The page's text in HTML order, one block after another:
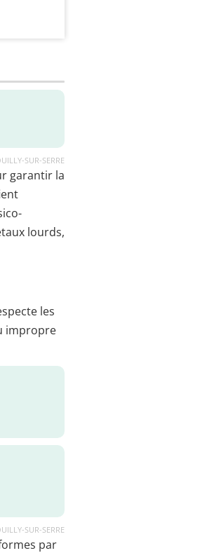
SUR-SERRE
garantir la
lourds,
les
impropre
SUR-SERRE
par